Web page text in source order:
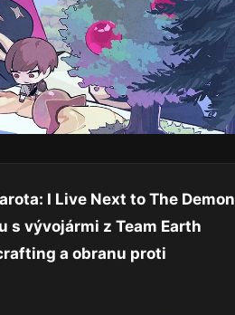
I Live Next to The Demon
s vývojármi z Team Earth
a obranu proti